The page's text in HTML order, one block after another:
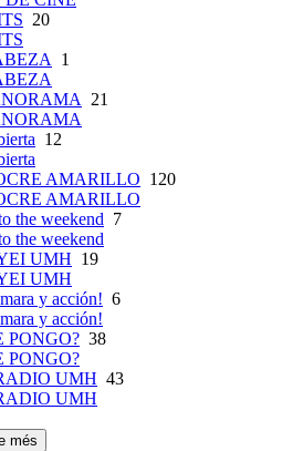
20
1
21
12
AMARILLO 120
AMARILLO
the weekend 7
the weekend
UMH 19
UMH
y acción! 6
y acción!
PONGO? 38
PONGO?
UMH 43
UMH
més